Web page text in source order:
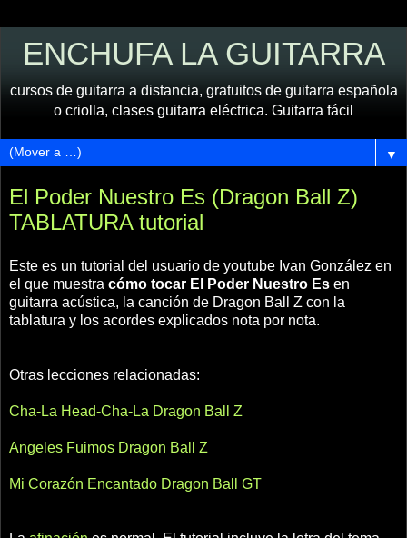
ENCHUFA LA GUITARRA
cursos de guitarra a distancia, gratuitos de guitarra española
o criolla, clases guitarra eléctrica. Guitarra fácil
▼
El Poder Nuestro Es (Dragon Ball Z)
TABLATURA tutorial
Este es un tutorial del usuario de youtube Ivan González en
el que muestra cómo tocar El Poder Nuestro Es en
guitarra acústica, la canción de Dragon Ball Z con la
tablatura y los acordes explicados nota por nota.
Otras lecciones relacionadas:
Cha-La Head-Cha-La Dragon Ball Z
Angeles Fuimos Dragon Ball Z
Mi Corazón Encantado Dragon Ball GT